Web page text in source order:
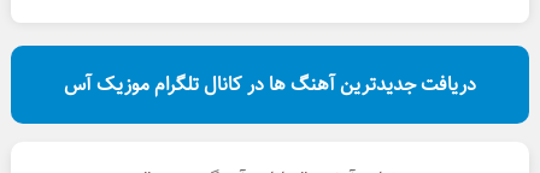
دریافت جدیدترین آهنگ ها در کانال تلگرام موزیک آس